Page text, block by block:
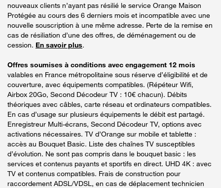
nouveaux clients n’ayant pas résilié le service Orange Maison
Protégée au cours des 6 derniers mois et incompatible avec une
nouvelle souscription à une même adresse. Perte de la remise en
cas de résiliation d’une des offres, de déménagement ou de
cession. En savoir plus.
Offres soumises à conditions avec engagement 12 mois
valables en France métropolitaine sous réserve d’éligibilité et de
couverture, avec équipements compatibles. (Répéteur Wifi,
Airbox 20Go, Second Décodeur TV : 10€ chacun). Débits
théoriques avec câbles, carte réseau et ordinateurs compatibles.
En cas d’usage sur plusieurs équipements le débit est partagé.
Enregistreur Multi-écrans, Second Décodeur TV, options avec
activations nécessaires. TV d’Orange sur mobile et tablette :
accès au Bouquet Basic. Liste des chaînes TV susceptibles
d’évolution. Ne sont pas compris dans le bouquet basic : les
services et contenus payants et sportifs en direct. UHD 4K : avec
TV et contenus compatibles. Frais de construction pour
raccordement ADSL/VDSL, en cas de déplacement technicien